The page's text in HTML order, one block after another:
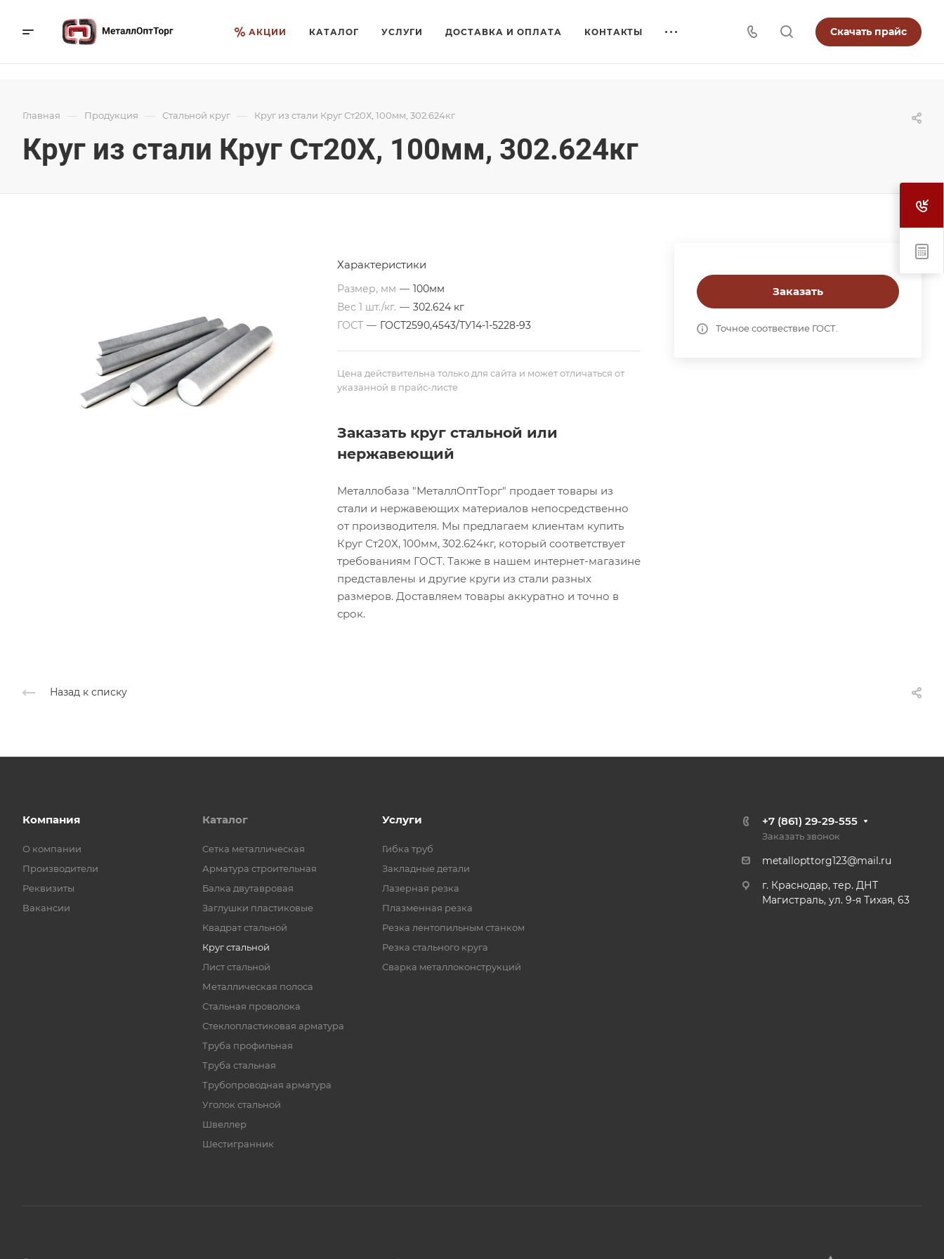
АКЦИИ КАТАЛОГ УСЛУГИ ДОСТАВКА И ОПЛАТА КОНТАКТЫ Скачать прайс
Главная — Продукция — Стальной круг — Круг из стали Круг Ст20Х, 100мм, 302.624кг
Круг из стали Круг Ст20Х, 100мм, 302.624кг
Заказать
Точное соотвествие ГОСТ.
Характеристики
Размер, мм — 100мм
Вес 1 шт./кг. — 302.624 кг
ГОСТ — ГОСТ2590,4543/ТУ14-1-5228-93
Цена действительна только для сайта и может отличаться от
указанной в прайс-листе
Заказать круг стальной или
нержавеющий
Металлобаза "МеталлОптТорг" продает товары из
стали и нержавеющих материалов непосредственно
от производителя. Мы предлагаем клиентам купить
Круг Ст20Х, 100мм, 302.624кг, который соответствует
требованиям ГОСТ. Также в нашем интернет-магазине
представлены и другие круги из стали разных
размеров. Доставляем товары аккуратно и точно в
срок.
Назад к списку
Компания
О компании
Производители
Реквизиты
Вакансии
Каталог
Cетка металлическая
Арматура строительная
Балка двутавровая
Заглушки пластиковые
Квадрат стальной
Круг стальной
Лист стальной
Металлическая полоса
Стальная проволока
Стеклопластиковая арматура
Труба профильная
Труба стальная
Трубопроводная арматура
Уголок стальной
Швеллер
Шестигранник
Услуги
Гибка труб
Закладные детали
Лазерная резка
Плазменная резка
Резка лентопильным станком
Резка стального круга
Сварка металлоконструкций
+7 (861) 29-29-555
Заказать звонок
metallopttorg123@mail.ru
г. Краснодар, тер. ДНТ
Магистраль, ул. 9-я Тихая, 63